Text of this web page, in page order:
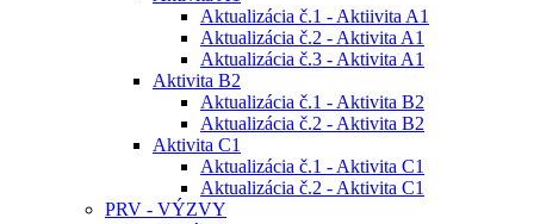
Aktualizácia č.1 - Aktiivita A1
Aktualizácia č.2 - Aktivita A1
Aktualizácia č.3 - Aktivita A1
Aktivita B2
Aktualizácia č.1 - Aktivita B2
Aktualizácia č.2 - Aktivita B2
Aktivita C1
Aktualizácia č.1 - Aktivita C1
Aktualizácia č.2 - Aktivita C1
PRV - VÝZVY